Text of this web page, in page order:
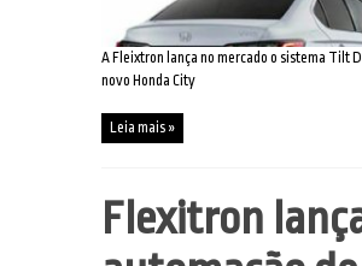
A Fleixtron lança no mercado o sistema Tilt
novo Honda City
Leia mais »
Flexitron